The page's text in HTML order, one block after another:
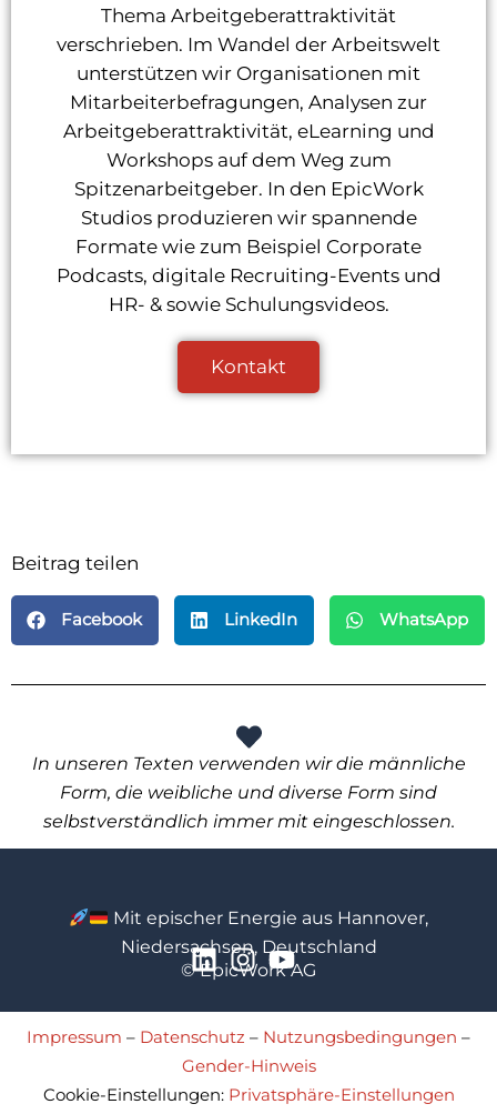
Thema Arbeitgeberattraktivität
verschrieben. Im Wandel der Arbeitswelt
unterstützen wir Organisationen mit
Mitarbeiterbefragungen, Analysen zur
Arbeitgeberattraktivität, eLearning und
Workshops auf dem Weg zum
Spitzenarbeitgeber. In den EpicWork
Studios produzieren wir spannende
Formate wie zum Beispiel Corporate
Podcasts, digitale Recruiting-Events und
HR- & sowie Schulungsvideos.
Kontakt
Beitrag teilen
Facebook LinkedIn WhatsApp
In unseren Texten verwenden wir die männliche
Form, die weibliche und diverse Form sind
selbstverständlich immer mit eingeschlossen.
Mit epischer Energie aus Hannover,
Niedersachsen, Deutschland
© EpicWork AG
Impressum – Datenschutz – Nutzungsbedingungen –
Gender-Hinweis
Cookie-Einstellungen: Privatsphäre-Einstellungen